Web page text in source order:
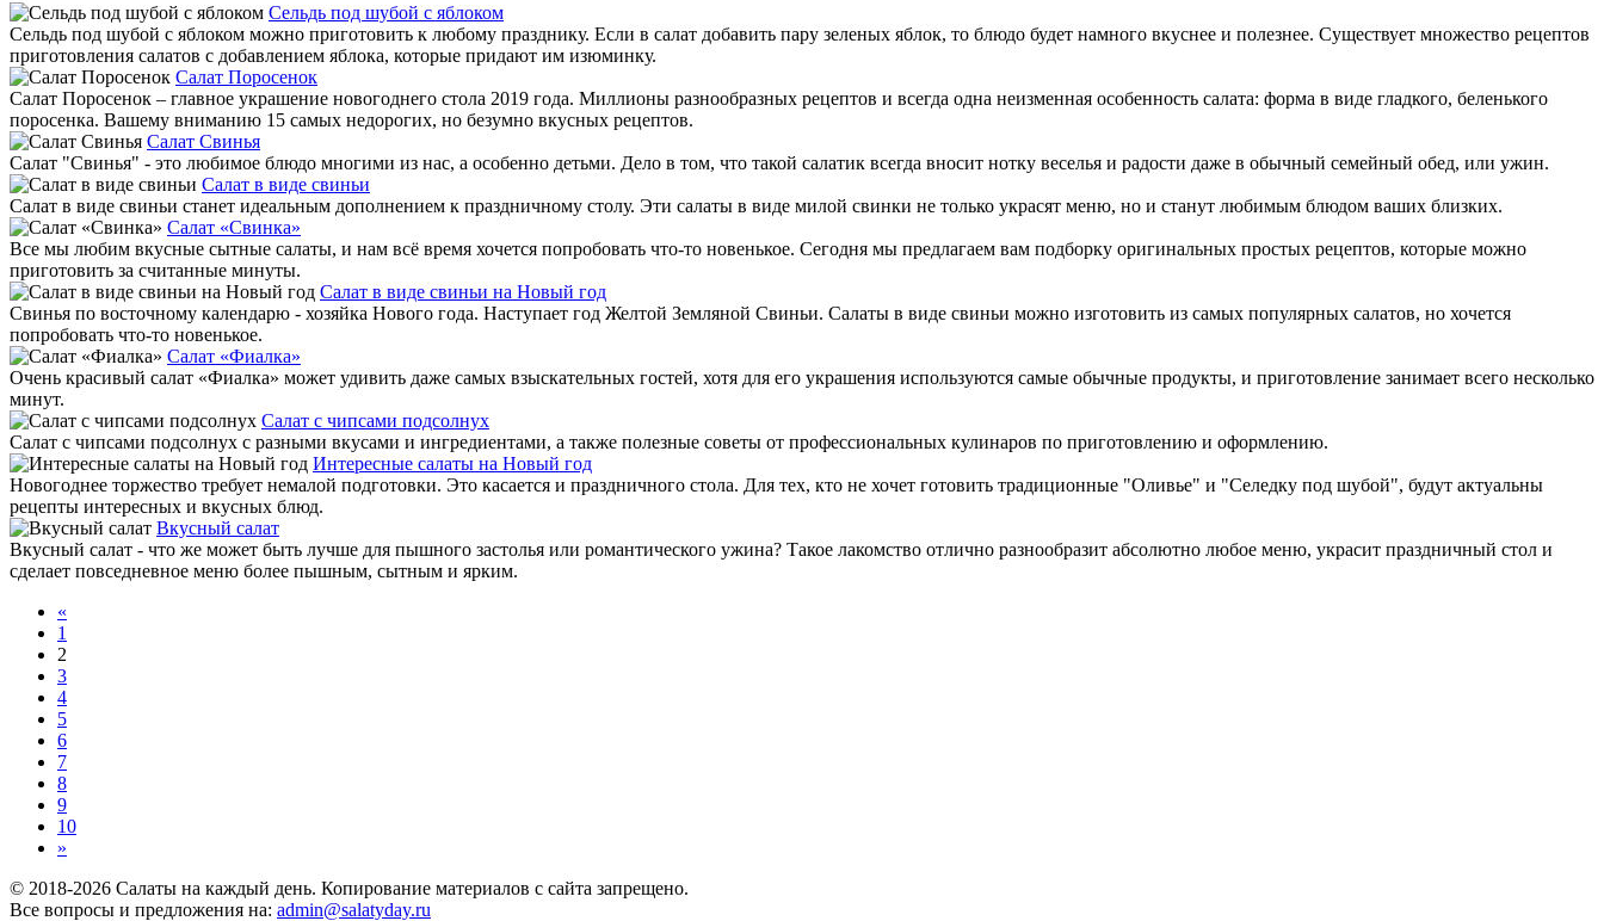
Сельдь под шубой с яблоком
Сельдь под шубой с яблоком можно приготовить к любому празднику. Если в салат добавить пару зеленых яблок, то блюдо будет намного вкуснее и полезнее. Существует множество рецептов
приготовления салатов с добавлением яблока, которые придают им изюминку.
Салат Поросенок
Салат Поросенок – главное украшение новогоднего стола 2019 года. Миллионы разнообразных рецептов и всегда одна неизменная особенность салата: форма в виде гладкого, беленького
поросенка. Вашему вниманию 15 самых недорогих, но безумно вкусных рецептов.
Салат Свинья
Салат "Свинья" - это любимое блюдо многими из нас, а особенно детьми. Дело в том, что такой салатик всегда вносит нотку веселья и радости даже в обычный семейный обед, или ужин.
Салат в виде свиньи
Салат в виде свиньи станет идеальным дополнением к праздничному столу. Эти салаты в виде милой свинки не только украсят меню, но и станут любимым блюдом ваших близких.
Салат «Свинка»
Все мы любим вкусные сытные салаты, и нам всё время хочется попробовать что-то новенькое. Сегодня мы предлагаем вам подборку оригинальных простых рецептов, которые можно
приготовить за считанные минуты.
Салат в виде свиньи на Новый год
Свинья по восточному календарю - хозяйка Нового года. Наступает год Желтой Земляной Свиньи. Салаты в виде свиньи можно изготовить из самых популярных салатов, но хочется
попробовать что-то новенькое.
Салат «Фиалка»
Очень красивый салат «Фиалка» может удивить даже самых взыскательных гостей, хотя для его украшения используются самые обычные продукты, и приготовление занимает всего несколько
минут.
Салат с чипсами подсолнух
Салат с чипсами подсолнух с разными вкусами и ингредиентами, а также полезные советы от профессиональных кулинаров по приготовлению и оформлению.
Интересные салаты на Новый год
Новогоднее торжество требует немалой подготовки. Это касается и праздничного стола. Для тех, кто не хочет готовить традиционные "Оливье" и "Селедку под шубой", будут актуальны
рецепты интересных и вкусных блюд.
Вкусный салат
Вкусный салат - что же может быть лучше для пышного застолья или романтического ужина? Такое лакомство отлично разнообразит абсолютно любое меню, украсит праздничный стол и
сделает повседневное меню более пышным, сытным и ярким.
«
1
2
3
4
5
6
7
8
9
10
»
© 2018-2026 Салаты на каждый день. Копирование материалов с сайта запрещено.
Все вопросы и предложения на: admin@salatyday.ru